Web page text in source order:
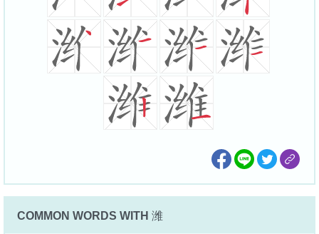
COMMON WORDS WITH 潍